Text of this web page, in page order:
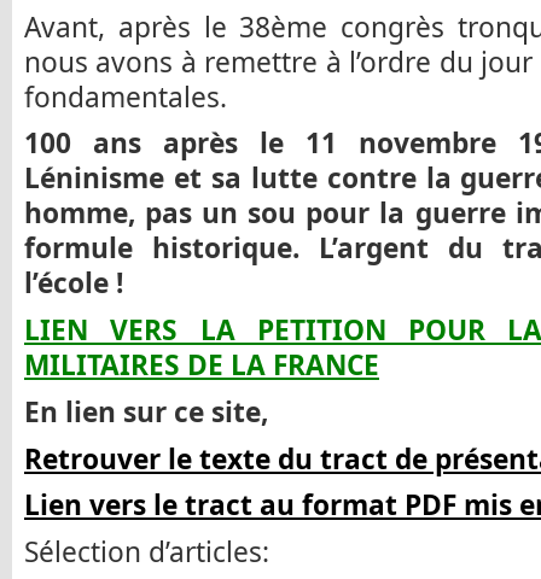
Avant, après le 38ème congrès
nous avons à remettre à l’ordre du
fondamentales.
100 ans après le 11 novembre
Léninisme et sa lutte contre la
homme, pas un sou pour la guerre
formule historique. L’argent du
l’école !
LIEN VERS LA PETITION POUR
MILITAIRES DE LA FRANCE
En lien sur ce site,
Retrouver le texte du tract de
Lien vers le tract au format PDF mis
Sélection d’articles: